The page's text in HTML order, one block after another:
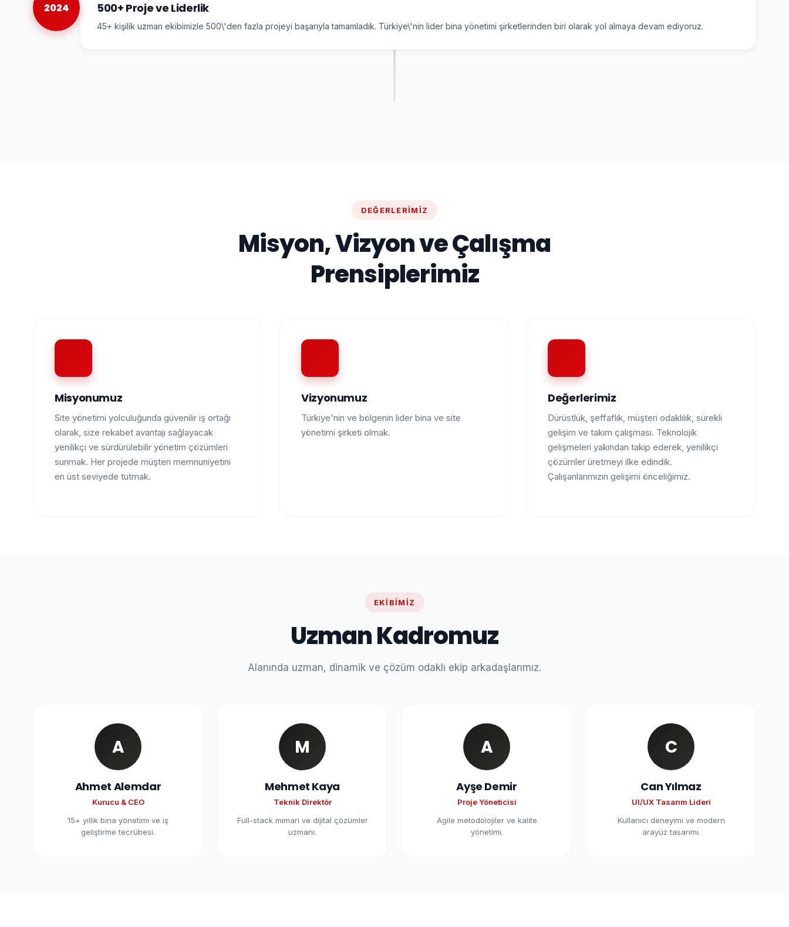
2024 500+ Proje ve Liderlik
45+ kişilik uzman ekibimizle 500\'den fazla projeyi başarıyla tamamladık. Türkiye\'nin lider bina yönetimi şirketlerinden biri olarak yol almaya devam ediyoruz.
DEĞERLERIMIZ
Misyon, Vizyon ve Çalışma
Prensiplerimiz
Misyonumuz
Site yönetimi yolculuğunda güvenilir iş ortağı
olarak, size rekabet avantajı sağlayacak
yenilikçi ve sürdürülebilir yönetim çözümleri
sunmak. Her projede müşteri memnuniyetini
en üst seviyede tutmak.
Vizyonumuz
Türkiye'nin ve bölgenin lider bina ve site
yönetimi şirketi olmak.
Değerlerimiz
Dürüstlük, şeffaflık, müşteri odaklılık, sürekli
gelişim ve takım çalışması. Teknolojik
gelişmeleri yakından takip ederek, yenilikçi
çözümler üretmeyi ilke edindik.
Çalışanlarımızın gelişimi önceliğimiz.
EKIBIMIZ
Uzman Kadromuz
Alanında uzman, dinamik ve çözüm odaklı ekip arkadaşlarımız.
A
Ahmet Alemdar
Kurucu & CEO
15+ yıllık bina yönetimi ve iş
geliştirme tecrübesi.
M
Mehmet Kaya
Teknik Direktör
Full-stack mimari ve dijital çözümler
uzmanı.
A
Ayşe Demir
Proje Yöneticisi
Agile metodolojiler ve kalite
yönetimi.
C
Can Yılmaz
UI/UX Tasarım Lideri
Kullanıcı deneyimi ve modern
arayüz tasarımı.